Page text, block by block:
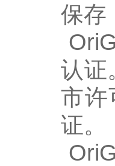
保存
认证
市许
证。